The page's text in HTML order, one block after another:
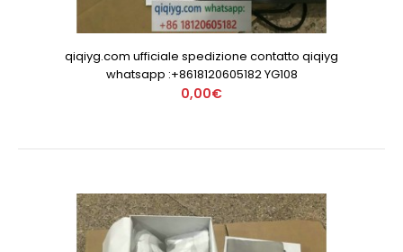
qiqiyg.com ufficiale spedizione contatto qiqiyg
whatsapp :+8618120605182 YG108
0,00€